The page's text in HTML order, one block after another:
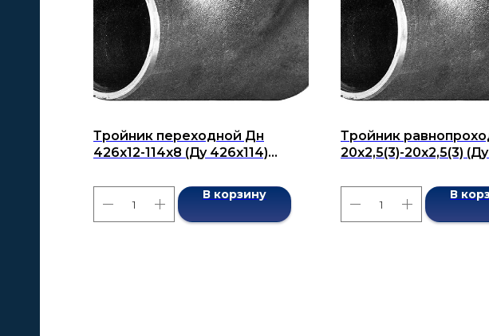
Тройник переходной Дн
426х12-114х8 (Ду 426х114)
В корзину
Тройник
20x2,5(3)-20х2,5(3)
В